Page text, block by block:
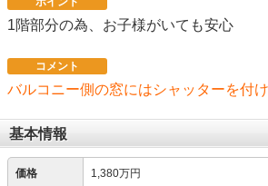
1階部分の為、お子様がいても安心
コメント
バルコニー側の窓にはシャッターを付け
基本情報
価格 1,380万円